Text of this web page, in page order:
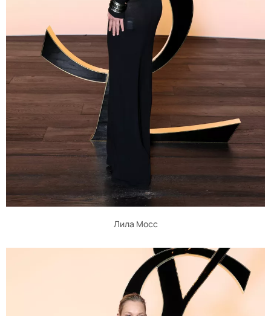
Лила Мосс